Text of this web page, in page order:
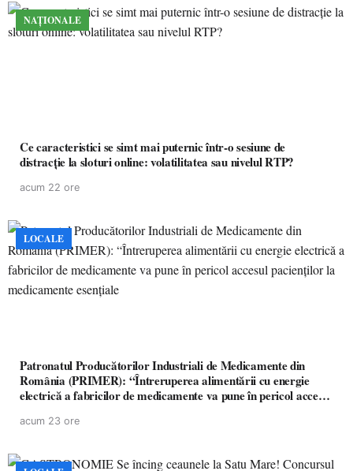
NAȚIONALE
Ce caracteristici se simt mai puternic într-o sesiune de
distracție la sloturi online: volatilitatea sau nivelul RTP?
acum 22 ore
LOCALE
Patronatul Producătorilor Industriali de Medicamente din
România (PRIMER): “Întreruperea alimentării cu energie
electrică a fabricilor de medicamente va pune în pericol accesul
acum 23 ore